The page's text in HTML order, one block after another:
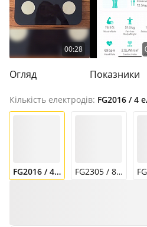
00:28
Огляд Показники
Кількість електродів: FG2016 / 4
FG2016 / 4 електроди FG2305 / 8 електродів